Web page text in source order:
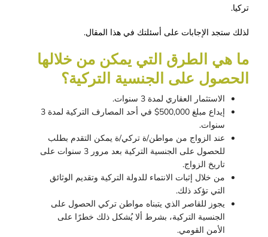
تركيا.
لذلك ستجد الإجابات على أسئلتك في هذا المقال.
الحصول على الجنسية التركية؟
الاستثمار العقاري لمدة 3 سنوات.
إيداع مبلغ 500,000$ في أحد المصارف التركية لمدة 3
سنوات.
عند الزواج من مواطن/ة تركي/ة يمكن التقدم بطلب
للحصول على الجنسية التركية بعد مرور 3 سنوات على
تاريخ الزواج.
من خلال إثبات الانتماء للدولة التركية وتقديم الوثائق
التي تؤكد ذلك.
يجوز للقاصر الذي يتبناه مواطن تركي الحصول على
الجنسية التركية، بشرط ألا يُشكل ذلك خطرًا على
الأمن القومي.